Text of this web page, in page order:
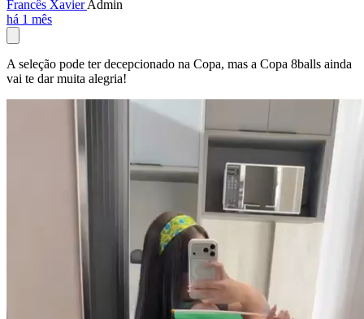
Francês XavierAdmin
há 1 mês
A seleção pode ter decepcionado na Copa, mas a Copa 8balls ainda
vai te dar muita alegria!